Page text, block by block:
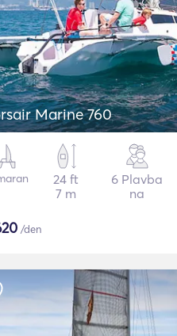
Marine 760
24 ft
7 m
6 Plavba
na
/den